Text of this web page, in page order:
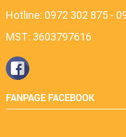
Hotline: 0972 302 875 -
MST: 3603797616
FANPAGE FACEBOOK